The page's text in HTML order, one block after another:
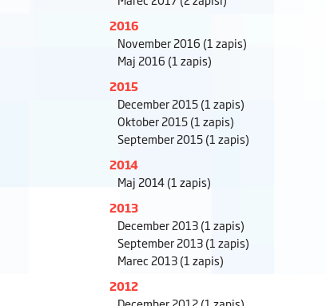
2016
November 2016 (1 zapis)
Maj 2016 (1 zapis)
2015
December 2015(1 zapis)
Oktober 2015(1 zapis)
September 2015(1 zapis)
2014
Maj 2014(1 zapis)
2013
December 2013(1 zapis)
September 2013(1 zapis)
Marec 2013(1 zapis)
2012